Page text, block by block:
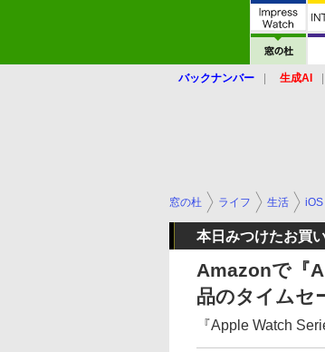
バックナンバー 生成AI
窓の杜 ライフ 生活 iOS
本日みつけたお買
Amazonで『
品のタイムセ
『Apple Watch